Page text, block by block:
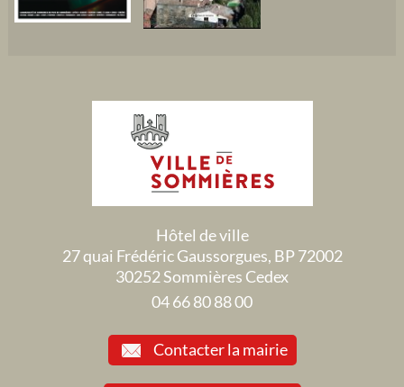
Hôtel de ville
27 quai Frédéric Gaussorgues, BP 72002
30252 Sommières Cedex
04 66 80 88 00
Contacter la mairie